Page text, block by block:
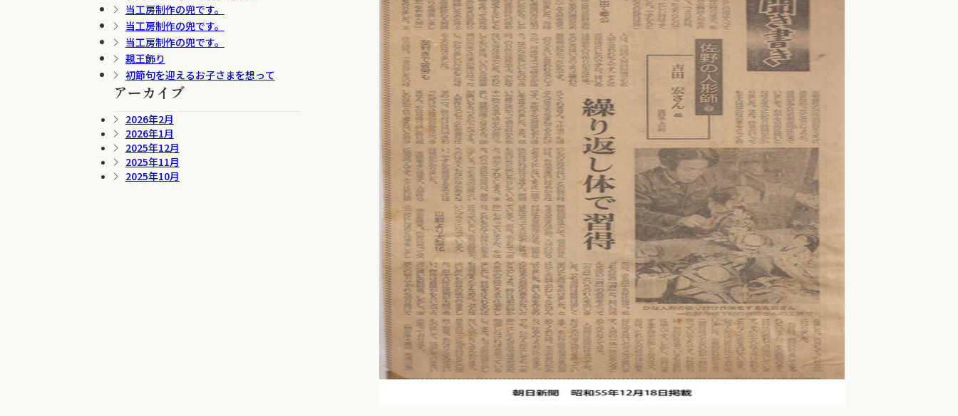
当工房制作の兜です。
当工房制作の兜です。
当工房制作の兜です。
親王飾り
初節句を迎えるお子さまを想って
アーカイブ
2026年2月
2026年1月
2025年12月
2025年11月
2025年10月